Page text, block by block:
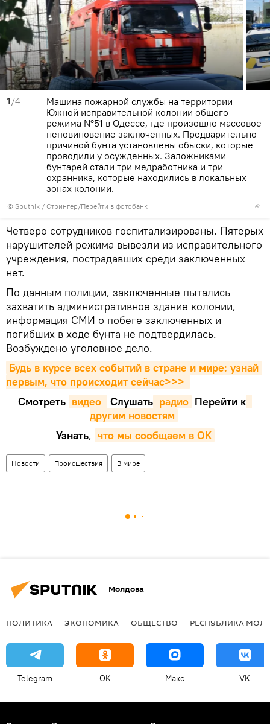
1/4
© Sputnik / Стрингер/Перейти в фотобанк
Машина пожарной службы на территории
Южной исправительной колонии общего
режима №51 в Одессе, где произошло массовое
неповиновение заключенных. Предварительно
причиной бунта установлены обыски, которые
проводили у осужденных. Заложниками
бунтарей стали три медработника и три
охранника, которые находились в локальных
зонах колонии.
Четверо сотрудников госпитализированы. Пятерых
нарушителей режима вывезли из исправительного
учреждения, пострадавших среди заключенных
нет.
По данным полиции, заключенные пытались
захватить административное здание колонии,
информация СМИ о побеге заключенных и
погибших в ходе бунта не подтвердилась.
Возбуждено уголовное дело.
Будь в курсе всех событий в стране и мире: узнай
первым, что происходит сейчаc>>>
Смотреть видео Cлушать радио Перейти к
другим новостям
Узнать, что мы сообщаем в OK
Новости Происшествия В мире
Молдова
ПОЛИТИКА ЭКОНОМИКА ОБЩЕСТВО РЕСПУБЛИКА
Telegram OK Макс VK